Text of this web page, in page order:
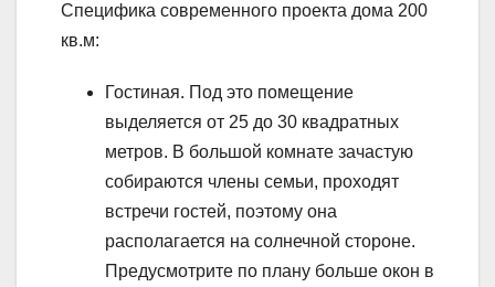
Специфика современного проекта дома 200
кв.м:
Гостиная. Под это помещение
выделяется от 25 до 30 квадратных
метров. В большой комнате зачастую
собираются члены семьи, проходят
встречи гостей, поэтому она
располагается на солнечной стороне.
Предусмотрите по плану больше окон в